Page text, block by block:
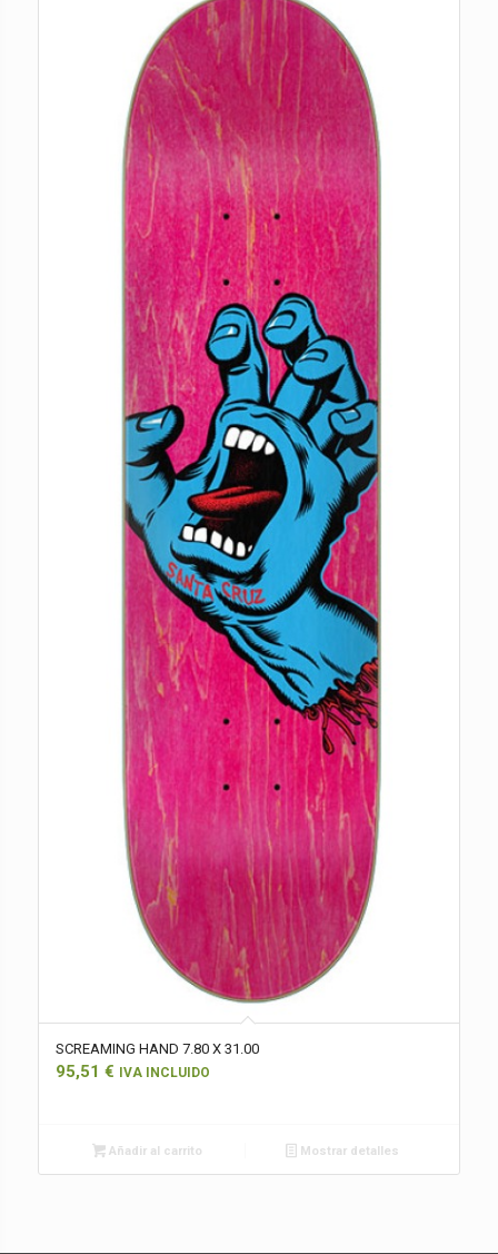
SCREAMING HAND 7.80 X 31.00
95,51 € IVA INCLUIDO
Añadir al carrito Mostrar detalles